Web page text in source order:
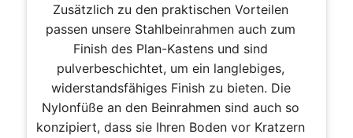
Zusätzlich zu den praktischen Vorteilen
passen unsere Stahlbeinrahmen auch zum
Finish des Plan-Kastens und sind
pulverbeschichtet, um ein langlebiges,
widerstandsfähiges Finish zu bieten. Die
Nylonfüße an den Beinrahmen sind auch so
konzipiert, dass sie Ihren Boden vor Kratzern